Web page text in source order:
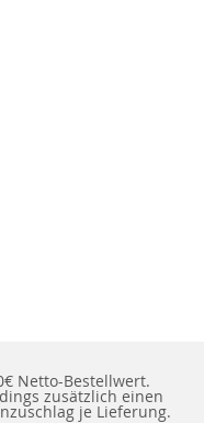
Netto-Bestellwert.
zusätzlich einen
je Lieferung.